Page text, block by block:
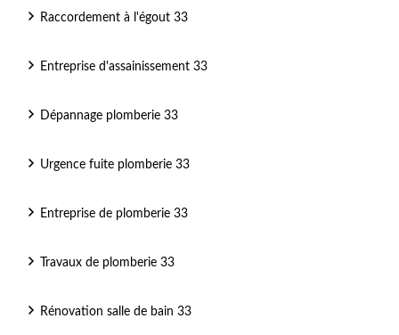
Raccordement à l'égout 33
Entreprise d'assainissement 33
Dépannage plomberie 33
Urgence fuite plomberie 33
Entreprise de plomberie 33
Travaux de plomberie 33
Rénovation salle de bain 33